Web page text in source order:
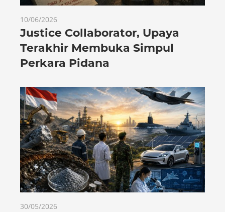
10/06/2026
Justice Collaborator, Upaya
Terakhir Membuka Simpul
Perkara Pidana
30/05/2026